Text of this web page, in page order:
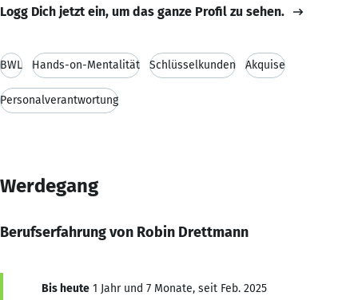
Logg Dich jetzt ein, um das ganze Profil zu sehen.
BWL Hands-on-Mentalität Schlüsselkunden Akquise
Personalverantwortung
Werdegang
Berufserfahrung von Robin Drettmann
Bis heute 1 Jahr und 7 Monate, seit Feb. 2025